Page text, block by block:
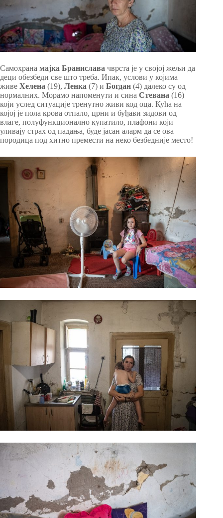
Самохрана мајка Бранислава чврста је у својој жељи да
деци обезбеди све што треба. Ипак, услови у којима
живе Хелена (19), Ленка (7) и Богдан (4) далеко су од
нормалних. Морамо напоменути и сина Стевана (16)
који услед ситуације тренутно живи код оца. Кућа на
којој је пола крова отпало, црни и буђави зидови од
влаге, полуфункционално купатило, плафони који
уливају страх од падања, буде јасан аларм да се ова
породица под хитно премести на неко безбедније место!